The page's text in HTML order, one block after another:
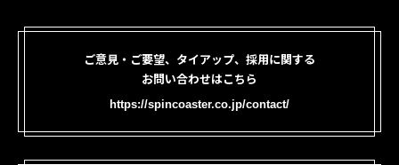
ご意見・ご要望、タイアップ、採用に関する
お問い合わせはこちら
https://spincoaster.co.jp/contact/